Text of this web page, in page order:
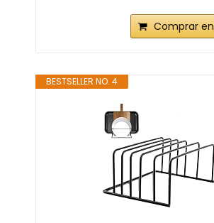
Comprar
BESTSELLER NO. 4